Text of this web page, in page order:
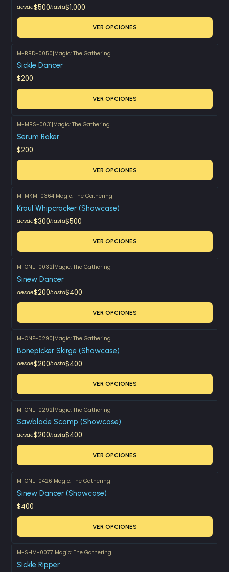
desde$500hasta$1.000
VER OPCIONES
M-BBD-0050|Magic: The Gathering
Sickle Dancer
$200
VER OPCIONES
M-MBS-0031|Magic: The Gathering
Serum Raker
$200
VER OPCIONES
M-MKM-0364|Magic: The Gathering
Kraul Whipcracker (Showcase)
desde$300hasta$500
VER OPCIONES
M-ONE-0032|Magic: The Gathering
Sinew Dancer
desde$200hasta$400
VER OPCIONES
M-ONE-0290|Magic: The Gathering
Bonepicker Skirge (Showcase)
desde$200hasta$400
VER OPCIONES
M-ONE-0292|Magic: The Gathering
Sawblade Scamp (Showcase)
desde$200hasta$400
VER OPCIONES
M-ONE-0426|Magic: The Gathering
Sinew Dancer (Showcase)
$400
VER OPCIONES
M-SHM-0077|Magic: The Gathering
Sickle Ripper